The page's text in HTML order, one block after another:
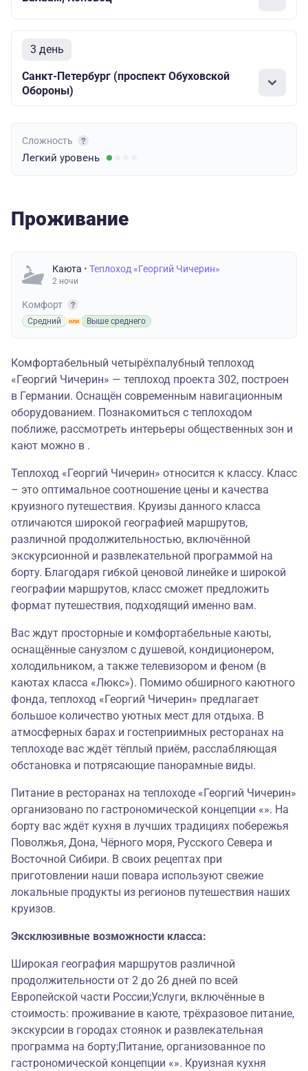
3 день
Санкт-Петербург (проспект Обуховской
Обороны)
Сложность
Легкий уровень
Проживание
Каюта • Теплоход «Георгий Чичерин»
2 ночи
Комфорт
Средний Выше среднего
Комфортабельный четырёхпалубный теплоход
«Георгий Чичерин» — теплоход проекта 302, построен
в Германии. Оснащён современным навигационным
оборудованием. Познакомиться с теплоходом
поближе, рассмотреть интерьеры общественных зон и
кают можно в .
Теплоход «Георгий Чичерин» относится к классу. Класс
– это оптимальное соотношение цены и качества
круизного путешествия. Круизы данного класса
отличаются широкой географией маршрутов,
различной продолжительностью, включённой
экскурсионной и развлекательной программой на
борту. Благодаря гибкой ценовой линейке и широкой
географии маршрутов, класс сможет предложить
формат путешествия, подходящий именно вам.
Вас ждут просторные и комфортабельные каюты,
оснащённые санузлом с душевой, кондиционером,
холодильником, а также телевизором и феном (в
каютах класса «Люкс»). Помимо обширного каютного
фонда, теплоход «Георгий Чичерин» предлагает
большое количество уютных мест для отдыха. В
атмосферных барах и гостеприимных ресторанах на
теплоходе вас ждёт тёплый приём, расслабляющая
обстановка и потрясающие панорамные виды.
Питание в ресторанах на теплоходе «Георгий Чичерин»
организовано по гастрономической концепции «». На
борту вас ждёт кухня в лучших традициях побережья
Поволжья, Дона, Чёрного моря, Русского Севера и
Восточной Сибири. В своих рецептах при
приготовлении наши повара используют свежие
локальные продукты из регионов путешествия наших
круизов.
Эксклюзивные возможности класса:
Широкая география маршрутов различной
продолжительности от 2 до 26 дней по всей
Европейской части России;Услуги, включённые в
стоимость: проживание в каюте, трёхразовое питание,
экскурсии в городах стоянок и развлекательная
программа на борту;Питание, организованное по
гастрономической концепции «». Круизная кухня